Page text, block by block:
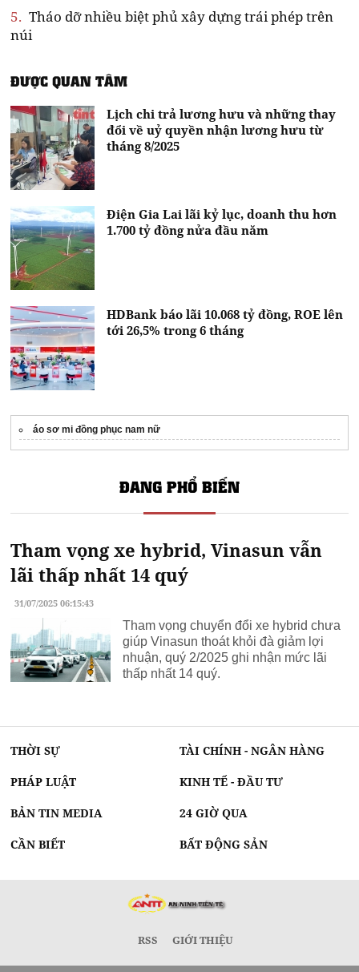
5. Tháo dỡ nhiều biệt phủ xây dựng trái phép trên
núi
ĐƯỢC QUAN TÂM
Lịch chi trả lương hưu và những thay
đổi về uỷ quyền nhận lương hưu từ
tháng 8/2025
Điện Gia Lai lãi kỷ lục, doanh thu hơn
1.700 tỷ đồng nửa đầu năm
HDBank báo lãi 10.068 tỷ đồng, ROE lên
tới 26,5% trong 6 tháng
áo sơ mi đồng phục nam nữ
ĐANG PHỔ BIẾN
Tham vọng xe hybrid, Vinasun vẫn
lãi thấp nhất 14 quý
31/07/2025 06:15:43
Tham vọng chuyển đổi xe hybrid chưa
giúp Vinasun thoát khỏi đà giảm lợi
nhuận, quý 2/2025 ghi nhận mức lãi
thấp nhất 14 quý.
THỜI SỰ TÀI CHÍNH - NGÂN HÀNG
PHÁP LUẬT KINH TẾ - ĐẦU TƯ
BẢN TIN MEDIA 24 GIỜ QUA
CẦN BIẾT BẤT ĐỘNG SẢN
RSS GIỚI THIỆU